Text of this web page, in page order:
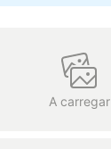
A carregar